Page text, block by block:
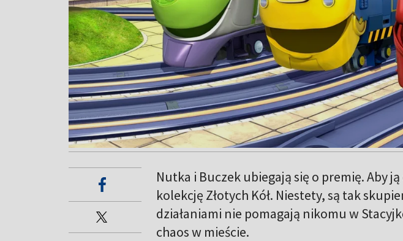
Nutka i Buczek ubiegają się o premię. Aby
kolekcję Złotych Kół. Niestety, są tak
działaniami nie pomagają nikomu w
chaos w mieście.